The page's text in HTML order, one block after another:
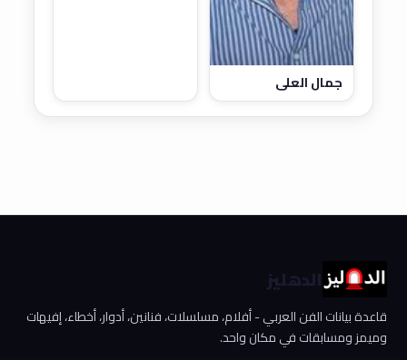
جمال العلي
الدهليز
قاعدة بيانات الفن العربي - أفلام، مسلسلات، فنانين، أدوار، أخطاء، إفيهات
وميمز ومسابقات في مكان واحد.